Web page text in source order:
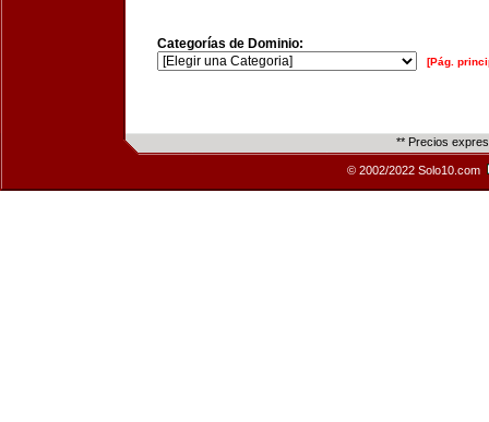
Categorías de Dominio:
[Pág.
** Precios
© 2002/2022 Solo10.com